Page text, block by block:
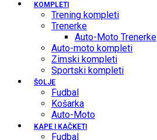
KOMPLETI
Trening kompleti
Trenerke
Auto-Moto Trenerke
Auto-moto kompleti
Zimski kompleti
Sportski kompleti
ŠOLJE
Fudbal
Košarka
Auto-Moto
KAPE I KAČKETI
Fudbal